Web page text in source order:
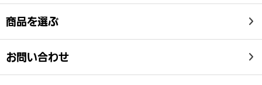
商品を選ぶ
お問い合わせ